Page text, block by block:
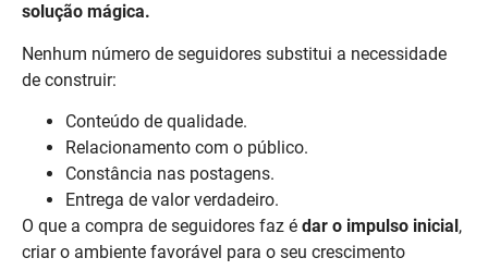
solução mágica.
Nenhum número de seguidores substitui a necessidade
de construir:
Conteúdo de qualidade.
Relacionamento com o público.
Constância nas postagens.
Entrega de valor verdadeiro.
O que a compra de seguidores faz é dar o impulso inicial ,
criar o ambiente favorável para o seu crescimento